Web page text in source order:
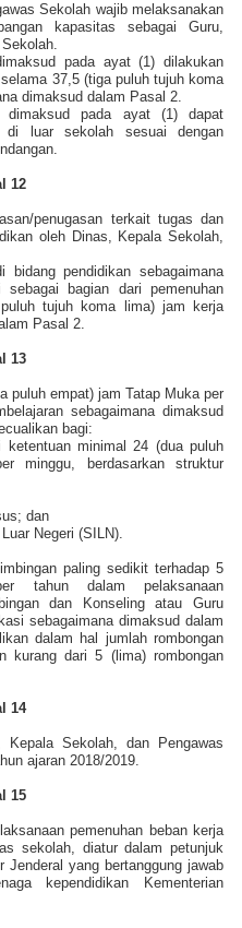
Sekolah wajib melaksanakan
kapasitas sebagai Guru,
pada ayat (1) dilakukan
37,5 (tiga puluh tujuh koma
dimaksud dalam Pasal 2.
dimaksud pada ayat (1) dapat
luar sekolah sesuai dengan
12
penugasan terkait tugas dan
oleh Dinas, Kepala Sekolah,
bidang pendidikan sebagaimana
bagian dari pemenuhan
tujuh koma lima) jam kerja
Pasal 2.
13
puluh empat) jam Tatap Muka per
sebagaimana dimaksud
bagi:
ketentuan minimal 24 (dua puluh
minggu, berdasarkan struktur
dan
Negeri (SILN).
paling sedikit terhadap 5
tahun dalam pelaksanaan
dan Konseling atau Guru
sebagaimana dimaksud dalam
dalam hal jumlah rombongan
kurang dari 5 (lima) rombongan
14
Sekolah, dan Pengawas
ajaran 2018/2019.
15
pemenuhan beban kerja
sekolah, diatur dalam petunjuk
yang bertanggung jawab
kependidikan Kementerian